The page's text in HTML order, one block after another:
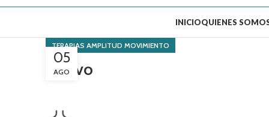
INICIOQUIENES
TERAPIAS AMPLITUD MOVIMIENTO
Pasivo
05
AGO